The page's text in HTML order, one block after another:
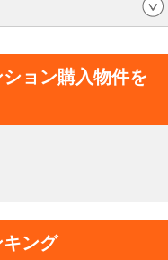
ョン購入物件を
ング